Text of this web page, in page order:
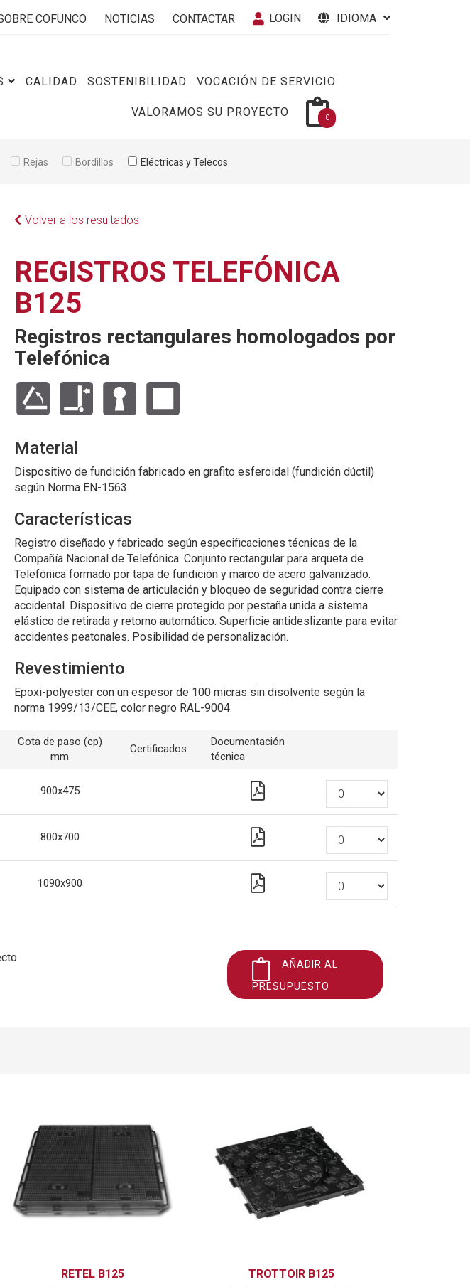
COFUNCO NOTICIAS CONTACTAR LOGIN IDIOMA
CALIDAD SOSTENIBILIDAD VOCACIÓN DE SERVICIO
VALORAMOS SU PROYECTO 0
Rejas Bordillos Eléctricas y Telecos
Volver a los resultados
REGISTROS TELEFÓNICA
B125
Registros rectangulares homologados por
Telefónica
Material
Dispositivo de fundición fabricado en grafito esferoidal (fundición dúctil)
según Norma EN-1563
Características
Registro diseñado y fabricado según especificaciones técnicas de la
Compañía Nacional de Telefónica. Conjunto rectangular para arqueta de
Telefónica formado por tapa de fundición y marco de acero galvanizado.
Equipado con sistema de articulación y bloqueo de seguridad contra cierre
accidental. Dispositivo de cierre protegido por pestaña unida a sistema
elástico de retirada y retorno automático. Superficie antideslizante para evitar
accidentes peatonales. Posibilidad de personalización.
Revestimiento
Epoxi-polyester con un espesor de 100 micras sin disolvente según la
norma 1999/13/CEE, color negro RAL-9004.
Cota de paso (cp)
mm
Certificados
Documentación
técnica
900x475
800x700
1090x900
AÑADIR AL
PRESUPUESTO
RETEL B125 TROTTOIR B125